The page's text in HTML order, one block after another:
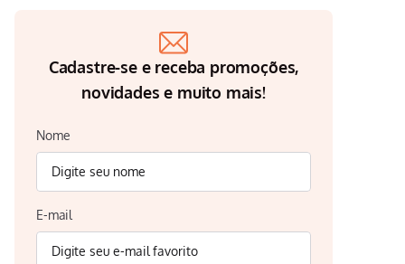
Cadastre-se e receba promoções,
novidades e muito mais!
Nome
E-mail